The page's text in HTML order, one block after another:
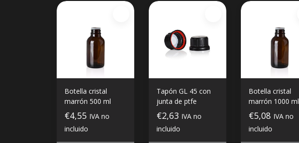
Botella cristal
marrón 500 ml
€4,55 IVA no
incluido
Tapón GL 45 con
junta de ptfe
€2,63 IVA no
incluido
Botella cristal
marrón 1000 ml
€5,08 IVA no
incluido